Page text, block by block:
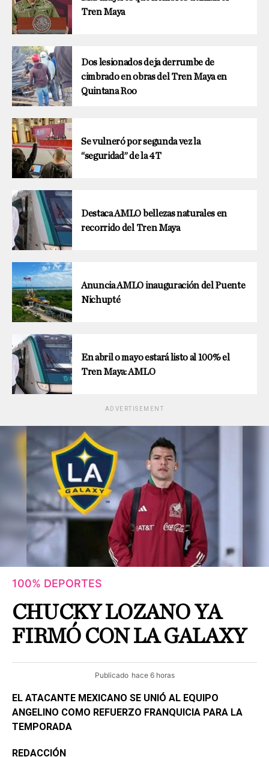
Tren Maya
Dos lesionados deja derrumbe de
cimbrado en obras del Tren Maya en
Quintana Roo
Se vulneró por segunda vez la
“seguridad” de la 4T
Destaca AMLO bellezas naturales en
recorrido del Tren Maya
Anuncia AMLO inauguración del Puente
Nichupté
En abril o mayo estará listo al 100% el
Tren Maya: AMLO
ADVERTISEMENT
100% DEPORTES
CHUCKY LOZANO YA
FIRMÓ CON LA GALAXY
Publicado hace 6 horas
EL ATACANTE MEXICANO SE UNIÓ AL EQUIPO
ANGELINO COMO REFUERZO FRANQUICIA PARA LA
TEMPORADA
REDACCIÓN